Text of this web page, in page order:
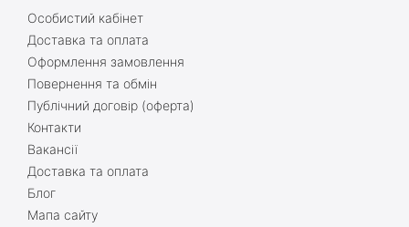
Особистий кабінет
Доставка та оплата
Оформлення замовлення
Повернення та обмін
Публічний договір (оферта)
Контакти
Вакансії
Доставка та оплата
Блог
Мапа сайту